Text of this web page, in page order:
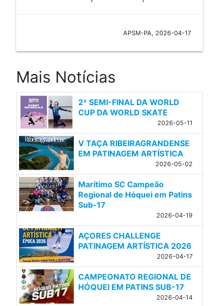
APSM-PA, 2026-04-17
Mais Notícias
2ª SEMI-FINAL DA WORLD
CUP DA WORLD SKATE
2026-05-11
V TAÇA RIBEIRAGRANDENSE
EM PATINAGEM ARTÍSTICA
2026-05-02
Marítimo SC Campeão
Regional de Hóquei em Patins
Sub-17
2026-04-19
AÇORES CHALLENGE
PATINAGEM ARTÍSTICA 2026
2026-04-17
CAMPEONATO REGIONAL DE
HÓQUEI EM PATINS SUB-17
2026-04-14